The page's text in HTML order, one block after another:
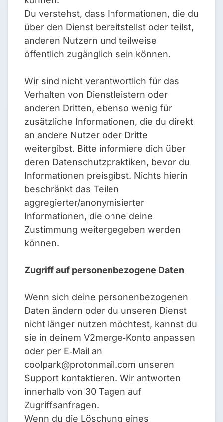
Du verstehst, dass Informationen, die du
über den Dienst bereitstellst oder teilst,
anderen Nutzern und teilweise
öffentlich zugänglich sein können.
Wir sind nicht verantwortlich für das
Verhalten von Dienstleistern oder
anderen Dritten, ebenso wenig für
zusätzliche Informationen, die du direkt
an andere Nutzer oder Dritte
weitergibst. Bitte informiere dich über
deren Datenschutzpraktiken, bevor du
Informationen preisgibst. Nichts hierin
beschränkt das Teilen
aggregierter/anonymisierter
Informationen, die ohne deine
Zustimmung weitergegeben werden
können.
Zugriff auf personenbezogene Daten
Wenn sich deine personenbezogenen
Daten ändern oder du unseren Dienst
nicht länger nutzen möchtest, kannst du
sie in deinem V2merge‑Konto anpassen
oder per E‑Mail an
coolpark@protonmail.com unseren
Support kontaktieren. Wir antworten
innerhalb von 30 Tagen auf
Zugriffsanfragen.
Wenn du die Löschung eines